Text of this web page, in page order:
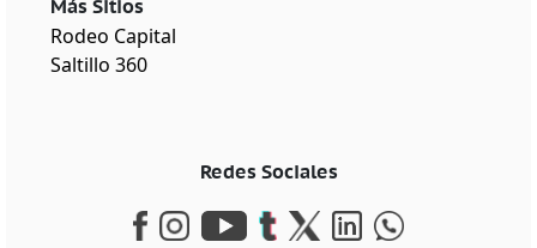
Más Sitios
Rodeo Capital
Saltillo 360
Redes Sociales